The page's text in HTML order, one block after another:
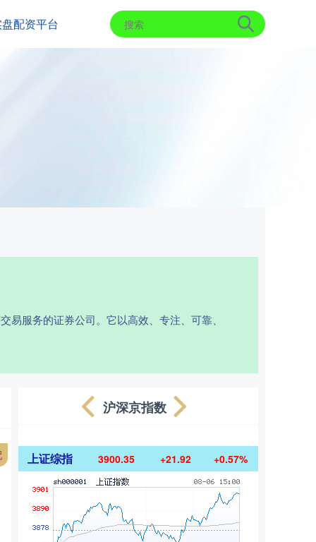
配资平台
服务的证券公司。它以高效、专注、可靠、
沪深京指数
上证综指 3900.35 +21.92 +0.57%